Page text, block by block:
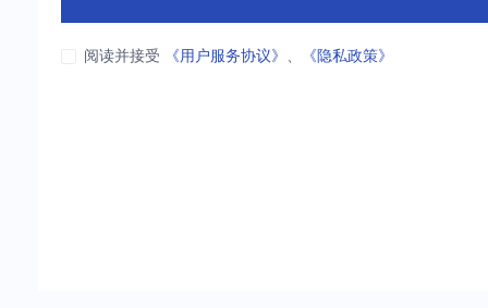
阅读并接受 《用户服务协议》 、 《隐私政策》